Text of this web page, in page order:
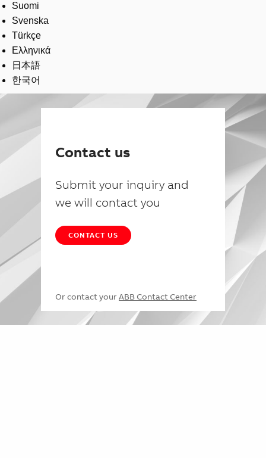
Suomi
Svenska
Türkçe
Ελληνικά
日本語
한국어
Contact us
Submit your inquiry and
we will contact you
CONTACT US
Or contact your ABB Contact Center